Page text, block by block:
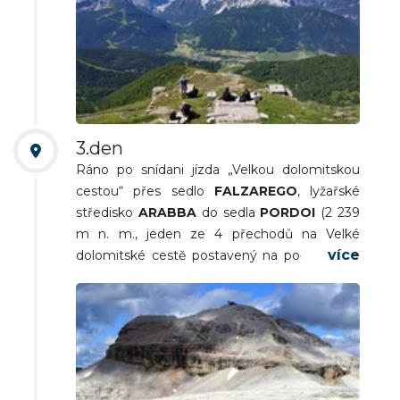
chaty Monte Elmo). Návrat do Sexten Sesto,
cesta nádherným údolím na ubytování.
Večeře a nocleh.
3.den
Ráno po snídani jízda „Velkou dolomitskou
cestou“ přes sedlo FALZAREGO, lyžařské
středisko ARABBA do sedla PORDOI (2 239
m n. m., jeden ze 4 přechodů na Velké
dolomitské cestě postavený na počátku 20.
pro zdatnější za dobrých klimatických
podmínek možnost výstupu na třítisícovku
PIZ D‘BOE(3 151 m n. m. návrat do sedla
stejnou cestou. Trasa - cca 6 km 3 - 3,5
hod/.Ostatní účastníci túra po Bindelově